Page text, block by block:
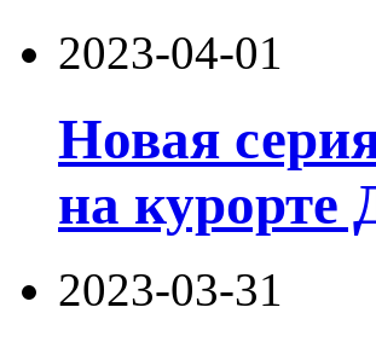
2023-04-01
Новая
на курорте
2023-03-31